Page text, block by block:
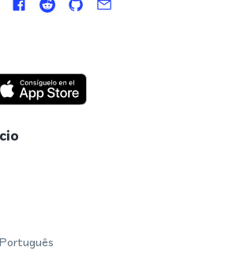
Português